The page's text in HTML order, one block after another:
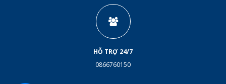
HỖ TRỢ 24/7
0866760150